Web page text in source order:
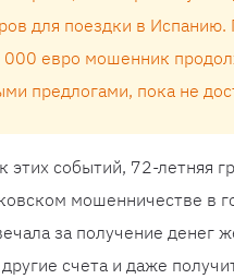
для поездки в Испанию.
000 евро мошенник
предлогами, пока не
событий, 72-летняя
мошенничестве в
за получение денег
счета и даже